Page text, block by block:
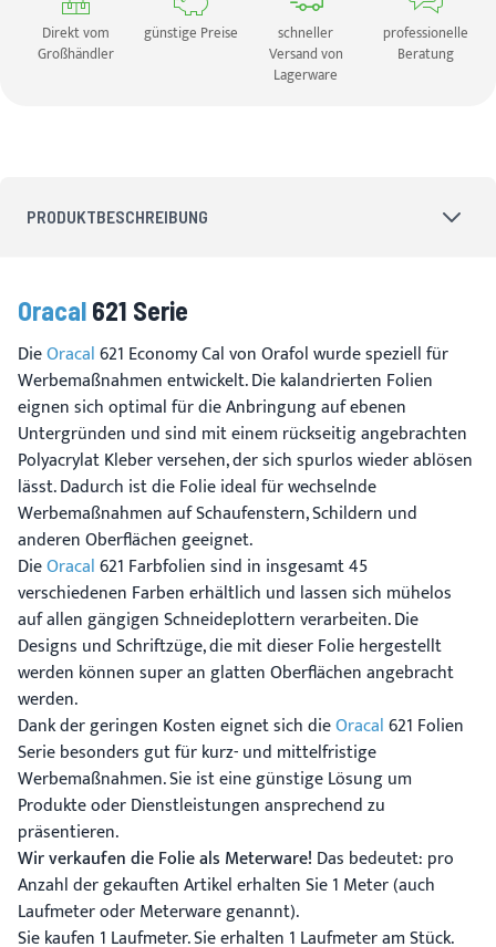
Direkt vom
Großhändler
günstige Preise
schneller
Versand von
Lagerware
professionelle
Beratung
PRODUKTBESCHREIBUNG
Oracal 621 Serie
DieOracal621 Economy Cal von Orafol wurde speziell für
Werbemaßnahmen entwickelt. Die kalandrierten Folien
eignen sich optimal für die Anbringung auf ebenen
Untergründen und sind mit einem rückseitig angebrachten
Polyacrylat Kleber versehen, der sich spurlos wieder ablösen
lässt. Dadurch ist die Folie ideal für wechselnde
Werbemaßnahmen auf Schaufenstern, Schildern und
anderen Oberflächen geeignet.
DieOracal621 Farbfolien sind in insgesamt 45
verschiedenen Farben erhältlich und lassen sich mühelos
auf allen gängigen Schneideplottern verarbeiten. Die
Designs und Schriftzüge, die mit dieser Folie hergestellt
werden können super an glatten Oberflächen angebracht
werden.
Dank der geringen Kosten eignet sich dieOracal621 Folien
Serie besonders gut für kurz- und mittelfristige
Werbemaßnahmen. Sie ist eine günstige Lösung um
Produkte oder Dienstleistungen ansprechend zu
präsentieren.
Wir verkaufen die Folie als Meterware! Das bedeutet: pro
Anzahl der gekauften Artikel erhalten Sie 1 Meter (auch
Laufmeter oder Meterware genannt).
Sie kaufen 1 Laufmeter. Sie erhalten 1 Laufmeter am Stück.